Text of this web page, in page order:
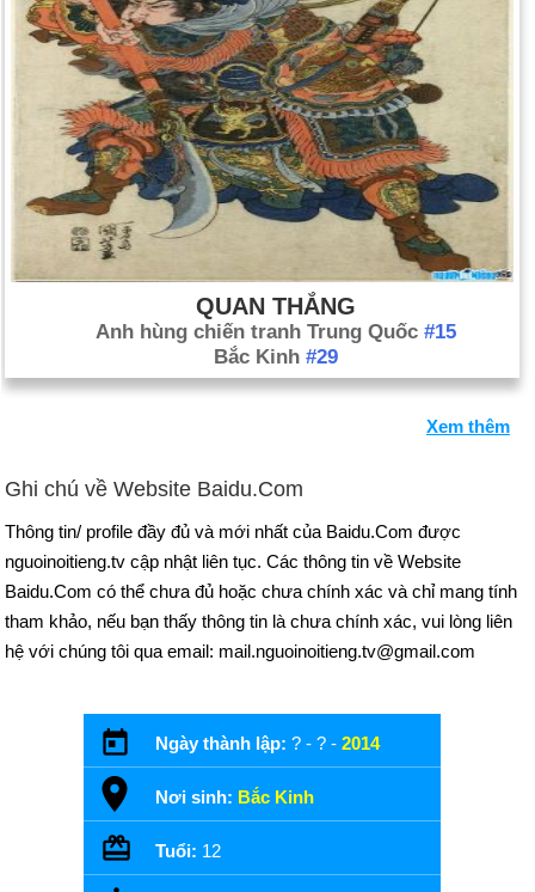
binh Hamas phải chịu trách nhiệm, thiếu mục tiêu của họ.
Ngày 26 tháng 8: Sau khi chiến đấu bảy tuần và cố gắng nhiều
trong ngắn hạn ngừng cháy, Israel và Hamas đồng ý với một
lệnh ngừng bắn kết thúc mở. Thỏa thuận này là trung gian của
Ai Cập. Kể từ khi cuộc xung đột bắt đầu từ tháng trước, 2.143
người Palestine đã thiệt mạng, chủ yếu là dân thường, với hơn
11.000 người bị thương và 100.000 người mất nhà cửa. Về
phía Israel, 64 binh sĩ và sáu dân thường đã bị giết chết.
Tháng Tám 5:. Thiếu tướng Harold Greene là bị bắn hạ bởi
một người lính Afghanistan trong chuyến lưu diễn một học viện
đào tạo quân sự gần thủ đô Kabul, Afghanistan. Ông là vị
tướng đầu tiên thiệt mạng trong cuộc chiến kể từ Chiến tranh
Việt Nam.
người Shia và Sunni, các Houthis nhập vào vốn Yemen, Sana,
Hadi, đồng ý thành lập chính phủ mới, với Houthis đề cử thủ
tướng. Các Houthis, tuy nhiên, từ chối nhượng bộ của mình.
Chiến đấu vỡ ra giữa các phiến quân và các lực lượng an ninh
trong ngày Sana sau đó và tiếp tục cho đến khi Houthis kiểm
soát của Sana. 20 tháng chín: Nhân viên môi giới của Liên
Hiệp Quốc một thỏa thuận hòa bình giữa các Houthis và chính
chức. Là một phần của thỏa thuận các Houthis đồng ý rút khỏi
Sana, và Hadi cho biết ông sẽ phục hồi các trợ cấp nhiên liệu,
và một "chính phủ quốc gia kỹ trị" sẽ được thiết lập. 13 tháng
10:. Khaled Bahah, cựu đại sứ tại Liên Hợp Quốc, được đặt
Tháng Chín 18: Trong một cuộc trưng cầu độc lập, các cử tri
QUAN THẮNG
Anh hùng chiến tranh Trung Quốc #15
Bắc Kinh #29
Xem thêm
Ghi chú về Website Baidu.Com
Thông tin/ profile đầy đủ và mới nhất của Baidu.Com được
nguoinoitieng.tv cập nhật liên tục. Các thông tin về Website
Baidu.Com có thể chưa đủ hoặc chưa chính xác và chỉ mang tính
tham khảo, nếu bạn thấy thông tin là chưa chính xác, vui lòng liên
hệ với chúng tôi qua email: mail.nguoinoitieng.tv@gmail.com
Ngày thành lập: ? - ? - 2014
Nơi sinh: Bắc Kinh
Tuổi: 12